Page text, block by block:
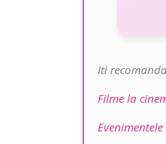
Iti
Filme la